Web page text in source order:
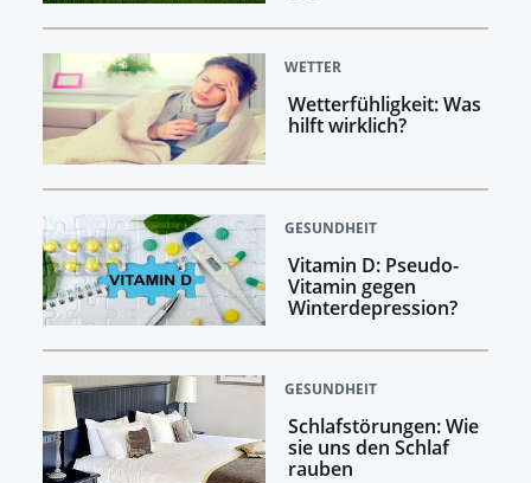
WETTER
Wetterfühligkeit: Was
hilft wirklich?
GESUNDHEIT
Vitamin D: Pseudo-
Vitamin gegen
Winterdepression?
GESUNDHEIT
Schlafstörungen: Wie
sie uns den Schlaf
rauben